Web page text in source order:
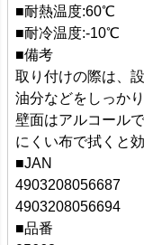
■耐熱温度:60℃
■耐冷温度:-10℃
■備考
取り付けの際は、
油分などをしっか
壁面はアルコール
にくい布で拭くと
■JAN
4903208056687
4903208056694
■品番